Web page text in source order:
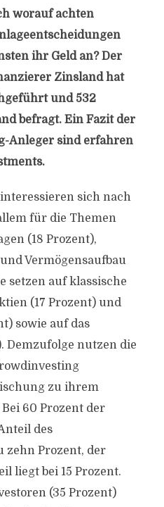
worauf achten
ihr Geld an? Der
Zinsland hat
und 532
befragt. Ein Fazit der
Anleger sind erfahren
sich nach
für die Themen
(18 Prozent),
Vermögensaufbau
setzen auf klassische
(17 Prozent) und
sowie auf das
Demzufolge nutzen die
zu ihrem
60 Prozent der
des
zehn Prozent, der
liegt bei 15 Prozent.
(35 Prozent)